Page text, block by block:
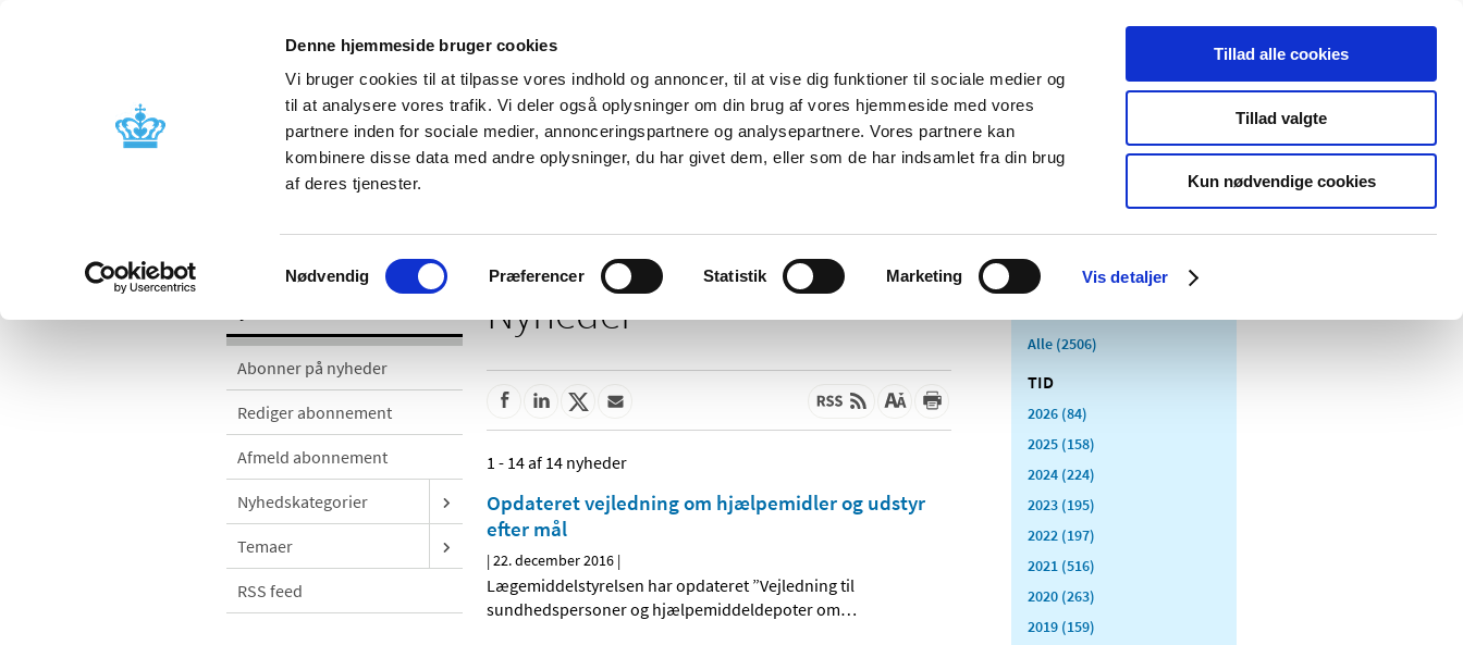
Denne hjemmeside bruger cookies
Vi bruger cookies til at tilpasse vores indhold og annoncer, til at vise dig funktioner til sociale medier og
til at analysere vores trafik. Vi deler også oplysninger om din brug af vores hjemmeside med vores
partnere inden for sociale medier, annonceringspartnere og analysepartnere. Vores partnere kan
kombinere disse data med andre oplysninger, du har givet dem, eller som de har indsamlet fra din brug
af deres tjenester.
Samtykkevalg
Nødvendig Præferencer Statistik Marketing Vis detaljer
Tillad alle cookies
Tillad valgte
Kun nødvendige cookies
Nyheder Om os Kontakt Udgivelser
Godkendelse og
Bivirkninger og
produktinformation
Tilskud og
Apoteker og salg af
Medicinsk
Særlige
produktområder
Abonner på nyheder
Rediger abonnement
Afmeld abonnement
Nyhedskategorier
Temaer
RSS feed
Nyheder
1 - 14 af 14 nyheder
Opdateret vejledning om hjælpemidler og udstyr
efter mål
|22. december 2016 |
Lægemiddelstyrelsen har opdateret ”Vejledning til
sundhedspersoner og hjælpemiddeldepoter om…
Alle (2506)
TID
2026 (84)
2025 (158)
2024 (224)
2023 (195)
2022 (197)
2021 (516)
2020 (263)
2019 (159)